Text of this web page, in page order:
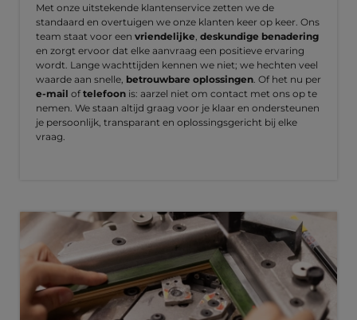
Met onze uitstekende klantenservice zetten we de
standaard en overtuigen we onze klanten keer op keer. Ons
team staat voor een vriendelijke deskundige benadering
en zorgt ervoor dat elke aanvraag een positieve ervaring
wordt. Lange wachttijden kennen we niet; we hechten veel
waarde aan snelle, betrouwbare oplossingen . Of het nu per
e-mail oftelefoon is: aarzel niet om contact met ons op te
nemen. We staan altijd graag voor je klaar en ondersteunen
je persoonlijk, transparant en oplossingsgericht bij elke
vraag.